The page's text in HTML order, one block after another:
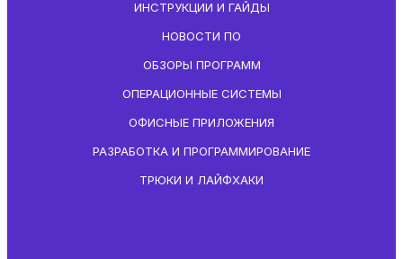
ИНСТРУКЦИИ И ГАЙДЫ
НОВОСТИ ПО
ОБЗОРЫ ПРОГРАММ
ОПЕРАЦИОННЫЕ СИСТЕМЫ
ОФИСНЫЕ ПРИЛОЖЕНИЯ
РАЗРАБОТКА И ПРОГРАММИРОВАНИЕ
ТРЮКИ И ЛАЙФХАКИ